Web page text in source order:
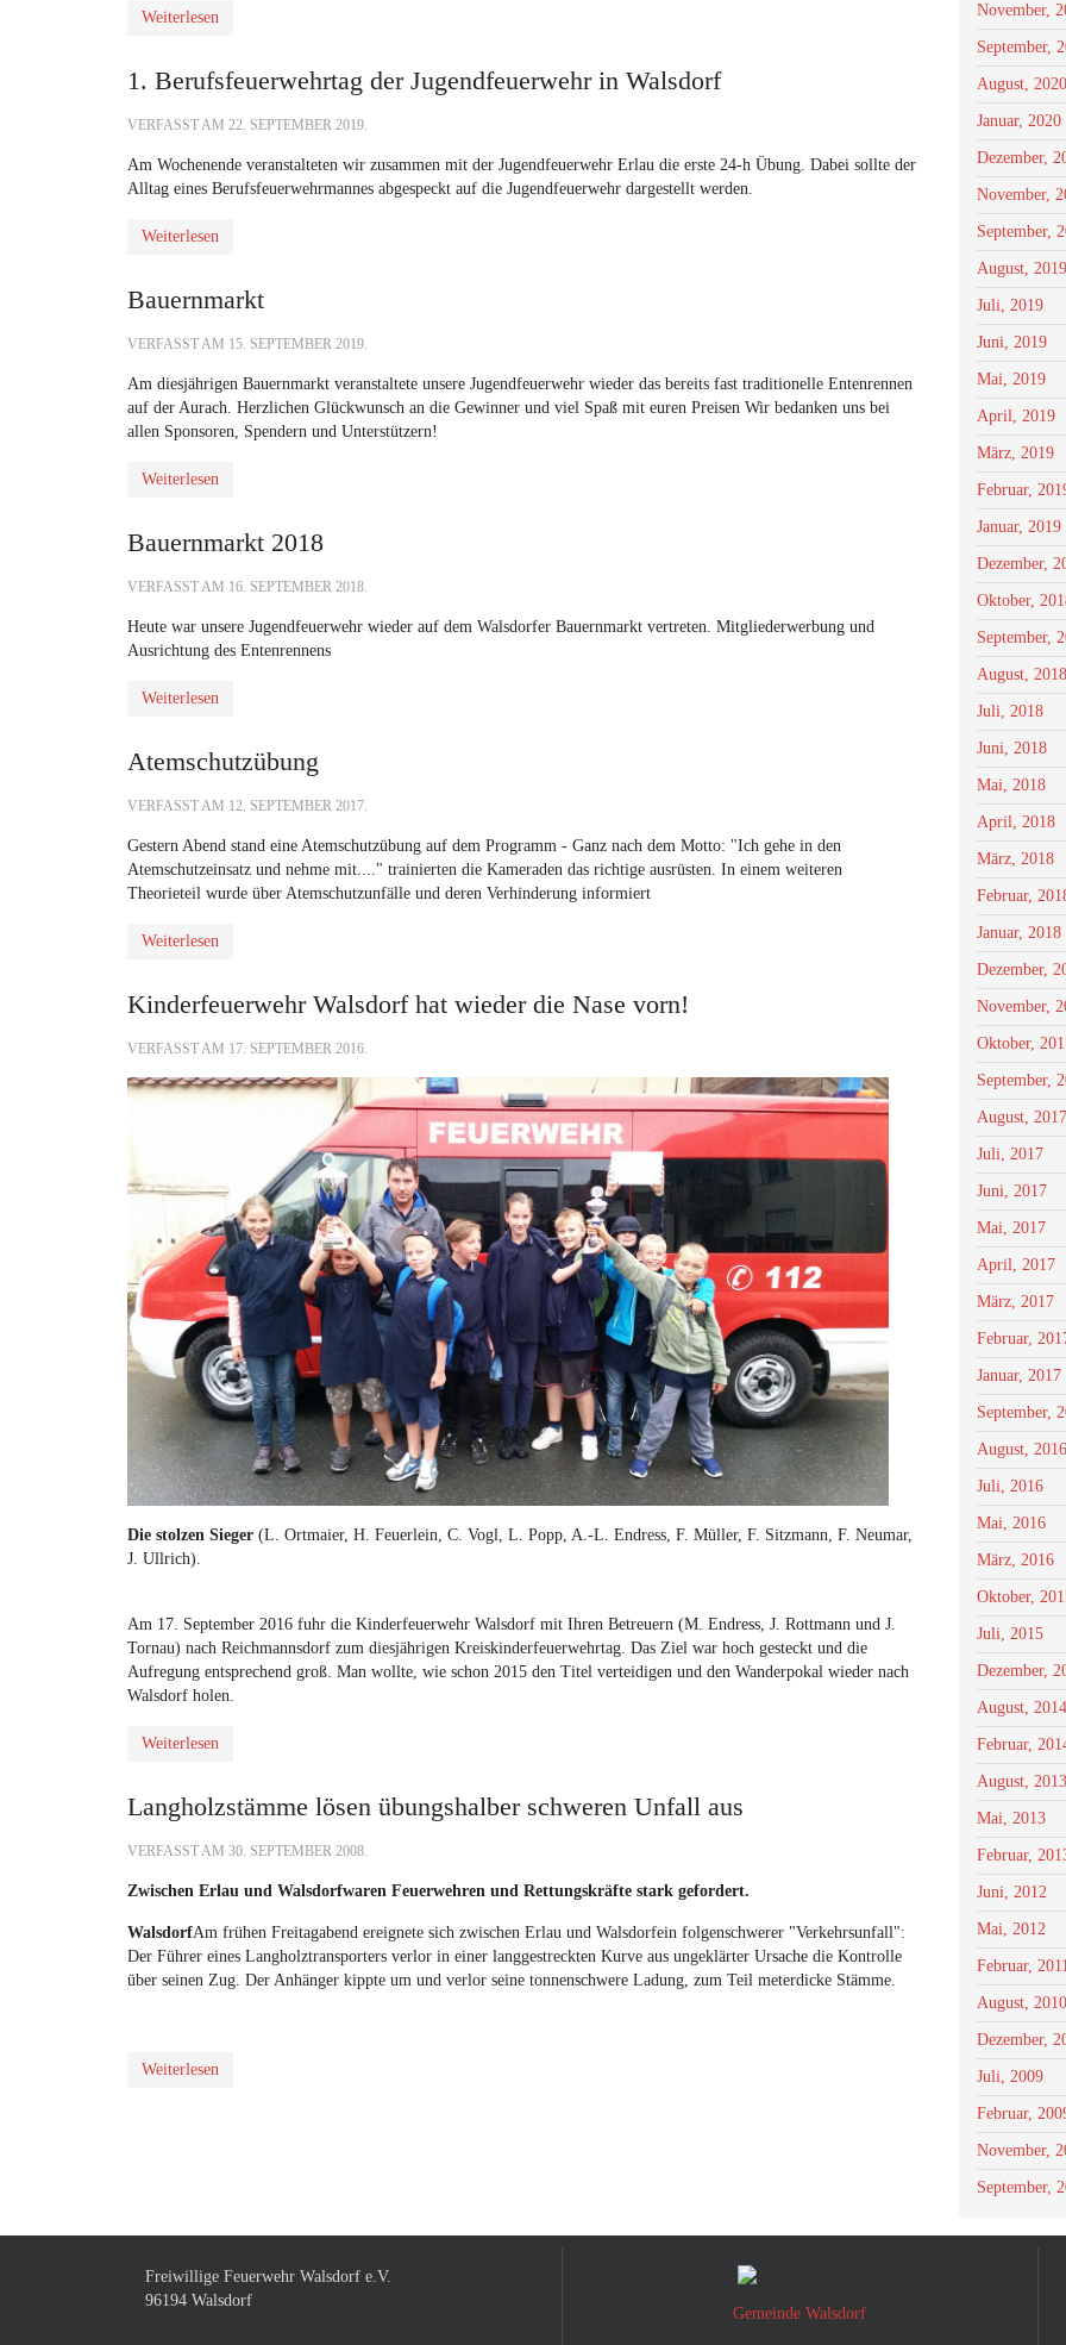
Weiterlesen
1. Berufsfeuerwehrtag der Jugendfeuerwehr in Walsdorf
VERFASST AM 22. SEPTEMBER 2019.
Am Wochenende veranstalteten wir zusammen mit der Jugendfeuerwehr Erlau die erste 24-h Übung. Dabei sollte der
Alltag eines Berufsfeuerwehrmannes abgespeckt auf die Jugendfeuerwehr dargestellt werden.
Weiterlesen
Bauernmarkt
VERFASST AM 15. SEPTEMBER 2019.
Am diesjährigen Bauernmarkt veranstaltete unsere Jugendfeuerwehr wieder das bereits fast traditionelle Entenrennen
auf der Aurach. Herzlichen Glückwunsch an die Gewinner und viel Spaß mit euren Preisen Wir bedanken uns bei
allen Sponsoren, Spendern und Unterstützern!
Weiterlesen
Bauernmarkt 2018
VERFASST AM 16. SEPTEMBER 2018.
Heute war unsere Jugendfeuerwehr wieder auf dem Walsdorfer Bauernmarkt vertreten. Mitgliederwerbung und
Ausrichtung des Entenrennens
Weiterlesen
Atemschutzübung
VERFASST AM 12. SEPTEMBER 2017.
Gestern Abend stand eine Atemschutzübung auf dem Programm - Ganz nach dem Motto: "Ich gehe in den
Atemschutzeinsatz und nehme mit...." trainierten die Kameraden das richtige ausrüsten. In einem weiteren
Theorieteil wurde über Atemschutzunfälle und deren Verhinderung informiert
Weiterlesen
Kinderfeuerwehr Walsdorf hat wieder die Nase vorn!
VERFASST AM 17. SEPTEMBER 2016.
Die stolzen Sieger (L. Ortmaier, H. Feuerlein, C. Vogl, L. Popp, A.-L. Endress, F. Müller, F. Sitzmann, F. Neumar,
J. Ullrich).
Am 17. September 2016 fuhr die Kinderfeuerwehr Walsdorf mit Ihren Betreuern (M. Endress, J. Rottmann und J.
Tornau) nach Reichmannsdorf zum diesjährigen Kreiskinderfeuerwehrtag. Das Ziel war hoch gesteckt und die
Aufregung entsprechend groß. Man wollte, wie schon 2015 den Titel verteidigen und den Wanderpokal wieder nach
Walsdorf holen.
Weiterlesen
Langholzstämme lösen übungshalber schweren Unfall aus
VERFASST AM 30. SEPTEMBER 2008.
Zwischen Erlau und Walsdorfwaren Feuerwehren und Rettungskräfte stark gefordert.
WalsdorfAm frühen Freitagabend ereignete sich zwischen Erlau und Walsdorfein folgenschwerer "Verkehrsunfall":
Der Führer eines Langholztransporters verlor in einer langgestreckten Kurve aus ungeklärter Ursache die Kontrolle
über seinen Zug. Der Anhänger kippte um und verlor seine tonnenschwere Ladung, zum Teil meterdicke Stämme.
Weiterlesen
November,
September,
August, 2020
Januar, 2020
Dezember,
November,
September,
August, 2019
Juli, 2019
Juni, 2019
Mai, 2019
April, 2019
März, 2019
Februar,
Januar, 2019
Dezember,
Oktober,
September,
August, 2018
Juli, 2018
Juni, 2018
Mai, 2018
April, 2018
März, 2018
Februar,
Januar, 2018
Dezember,
November,
Oktober,
September,
August, 2017
Juli, 2017
Juni, 2017
Mai, 2017
April, 2017
März, 2017
Februar,
Januar, 2017
September,
August, 2016
Juli, 2016
Mai, 2016
März, 2016
Oktober,
Juli, 2015
Dezember,
August, 2014
Februar,
August, 2013
Mai, 2013
Februar,
Juni, 2012
Mai, 2012
Februar,
August, 2010
Dezember,
Juli, 2009
Februar,
November,
September,
Freiwillige Feuerwehr Walsdorf e.V.
96194 Walsdorf
Gemeinde Walsdorf